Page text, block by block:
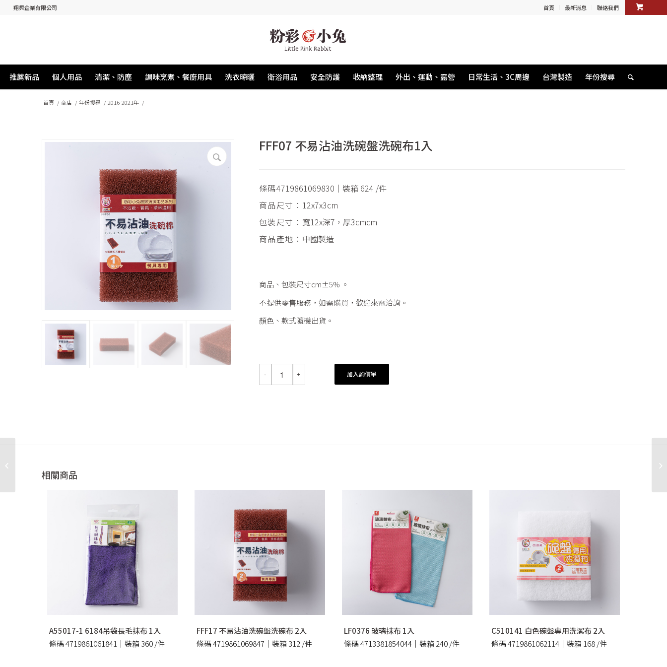
首頁 最新消息 聯絡我們
翔舜企業有限公司
推薦新品 個人用品 清潔、防塵 調味烹煮、餐廚用具 洗衣晾曬 衛浴用品 安全防護 收納整理 外出、運動、露營 日常生活、3C周邊 台灣製造 年份搜尋
首頁 / 商店 / 年份搜尋 / 2016-2021年 /
FFF07 不易沾油洗碗盤洗碗布1入
條碼4719861069830｜裝箱 624 /件
商品尺寸： 12x7x3cm
包裝尺寸： 寬12x深7，厚3cmcm
商品產地： 中國製造
商品、包裝尺寸cm±5% 。
不提供零售服務，如需購買，歡迎來電洽詢。
顏色、款式隨機出貨。
加入詢價單
相關商品
A55017-1 6184吊袋長毛抹布 1入
條碼 4719861061841｜裝箱 360 /件
FFF17 不易沾油洗碗盤洗碗布 2入
條碼 4719861069847｜裝箱 312 /件
LF0376 玻璃抹布 1入
條碼 4713381854044｜裝箱 240 /件
C510141 白色碗盤專用洗潔布 2入
條碼 4719861062114｜裝箱 168 /件